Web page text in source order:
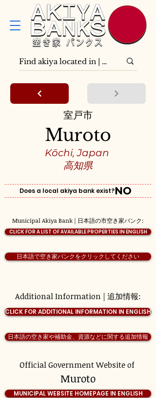
室戸市
Official Government Website of
CLICK FOR ADDITIONAL INFORMATION IN ENGLISH
Kōchi, Japan
Additional Information | 追加情報:
Municipal Akiya Bank | 日本語の市空き家バンク:
Muroto
Does a local akiya bank exist?
日本語で空き家バンクをクリックしてください
高知県
Muroto
NO
CLICK FOR A LIST OF AVAILABLE PROPERTIES IN ENGLISH
日本語の空き家や補助金、資源などに関する追加情報
MUNICIPAL WEBSITE HOMEPAGE IN ENGLISH